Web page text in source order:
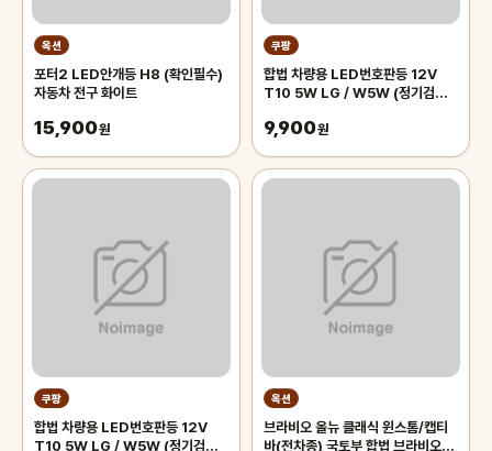
옥션
포터2 LED안개등 H8 (확인필수)
자동차 전구 화이트
15,900원
쿠팡
합법 차량용 LED번호판등 12V
T10 5W LG / W5W (정기검사
9,900원
쿠팡
합법 차량용 LED번호판등 12V
T10 5W LG / W5W (정기검사
옥션
브라비오 올뉴 클래식 윈스톰/캡티
바(전차종) 국토부 합법 브라비오